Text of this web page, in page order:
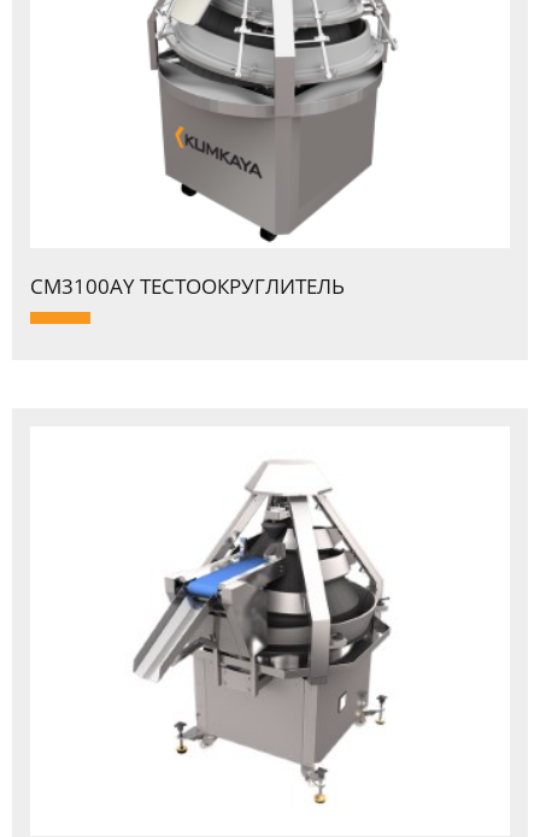
CM3100AY ТЕСТООКPУГЛИТЕЛЬ